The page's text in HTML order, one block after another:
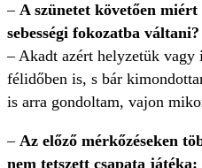
– A szünetet követően
sebességi fokozatba váltani?
– Akadt azért helyzetük vagy
félidőben is, s bár
is arra gondoltam, vajon
– Az előző mérkőzéseken
nem tetszett csapata